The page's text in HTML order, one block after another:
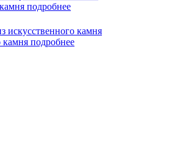
подробнее
камня подробнее